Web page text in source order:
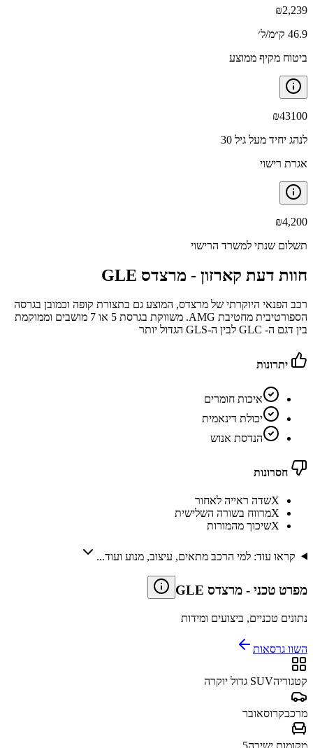
₪2,239
46.9 ק״מ/ל׳
ביטוח מקיף ממוצע
₪43100
לנהג יחיד מעל גיל 30
אגרת רישוי
₪4,200
תשלום שנתי למשרד הרישוי
חוות דעת קארזון - מרצדס GLE
רכב הפנאי היוקרתי של מרצדס, המוצע גם בתצורת קופה וכמובן בגרסה
הספורטיבית מחטיבת AMG. משווקת בגרסת 5 או 7 מושבים וממוקמת
בין דגם ה- GLC לבין ה-GLS הגדול יותר
יתרונות
איכות חומרים
יכולת דינאמית
הנדסת אנוש
חסרונות
Xשדה ראייה לאחור
Xמרווח בשורה השלישית
Xשיכוך מהמורות
קראו עוד: למי הרכב מתאים, עיצוב, מנוע ועוד...
מפרט טכני - מרצדס GLE
נתונים טכניים, ביצועים ומידות
השוו גרסאות
קטגוריהSUV גדול יוקרה
מרכבקרוסאובר
מקומות ישיבה5